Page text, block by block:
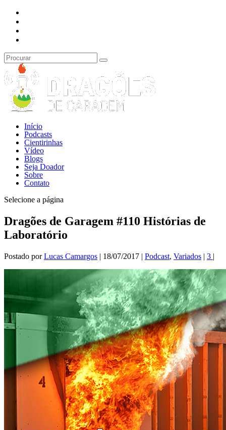
Início
Podcasts
Cientirinhas
Vídeo
Blogs
Seja Doador
Sobre
Contato
Selecione a página
Dragões de Garagem #110 Histórias de
Laboratório
Postado porLucas Camargos | 18/07/2017 | Podcast, Variados | 3 |